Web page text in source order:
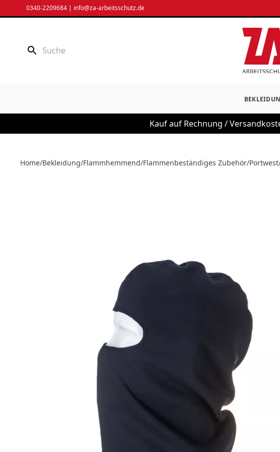
Inhalt
0340-2209684 | info@za-arbeitsschutz.de
Kauf auf Rechnung /
Home/Bekleidung/Flammhemmend/Flammenbeständiges Zubehör/Portwest